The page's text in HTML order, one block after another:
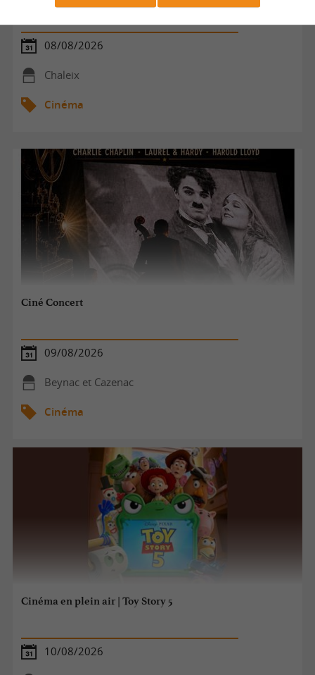
08/08/2026
Chaleix
Cinéma
Ciné Concert
09/08/2026
Beynac et Cazenac
Cinéma
Cinéma en plein air | Toy Story 5
10/08/2026